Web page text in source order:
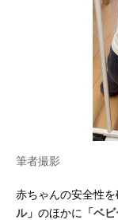
筆者撮影
赤ちゃんの安全性を
ル」 のほかに 「ベ